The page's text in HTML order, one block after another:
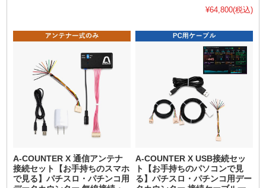
¥64,800(税込)
A-COUNTER X 通信アンテナ
接続セット【お手持ちのスマホ
で見る】パチスロ・パチンコ用
A-COUNTER X USB接続セッ
ト【お手持ちのパソコンで見
る】パチスロ・パチンコ用デー